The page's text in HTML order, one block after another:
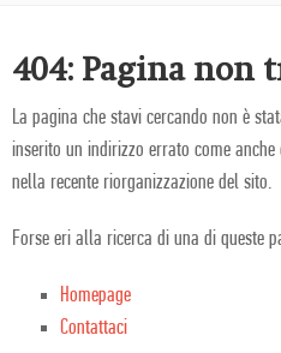
404: Pagina non
La pagina che stavi cercando non è
inserito un indirizzo errato come
nella recente riorganizzazione del sito.
Forse eri alla ricerca di una di queste
Homepage
Contattaci